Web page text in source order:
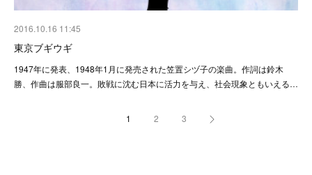
2016.10.16 11:45
東京ブギウギ
1947年に発表、1948年1月に発売された笠置シヅ子の楽曲。作詞は鈴木
勝、作曲は服部良一。敗戦に沈む日本に活力を与え、社会現象ともいえる…
1 2 3